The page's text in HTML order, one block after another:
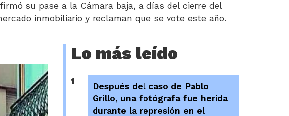
su pase a la Cámara baja, a días del cierre del
inmobiliario y reclaman que se vote este año.
Lo más leído
1
Después del caso de Pablo
Grillo, una fotógrafa fue herida
durante la represión en el